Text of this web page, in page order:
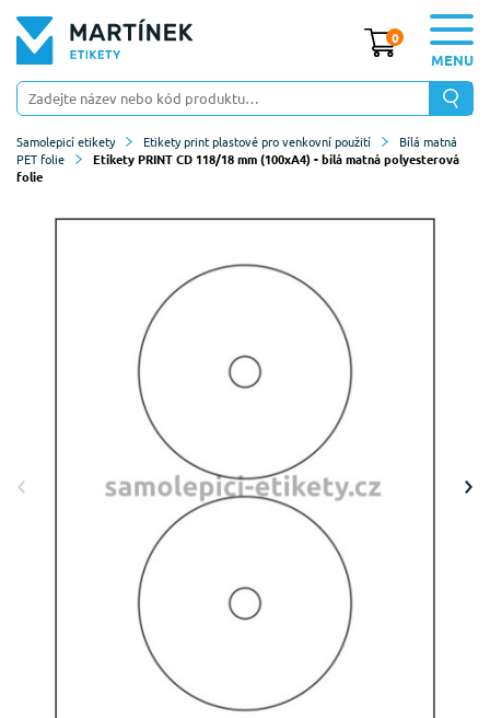
0
MENU
Samolepicí etikety Etikety print plastové pro venkovní použití
Bílá matná
PET folie
Etikety PRINT CD 118/18 mm (100xA4) - bílá matná polyesterová
folie